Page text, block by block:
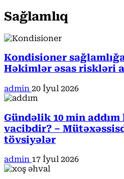
Sağlamlıq
Kondisioner
Həkimlər əsas riskləri
admin 20 İyul 2026
Gündəlik 10 min
vacibdir? –
tövsiyələr
admin 17 İyul 2026